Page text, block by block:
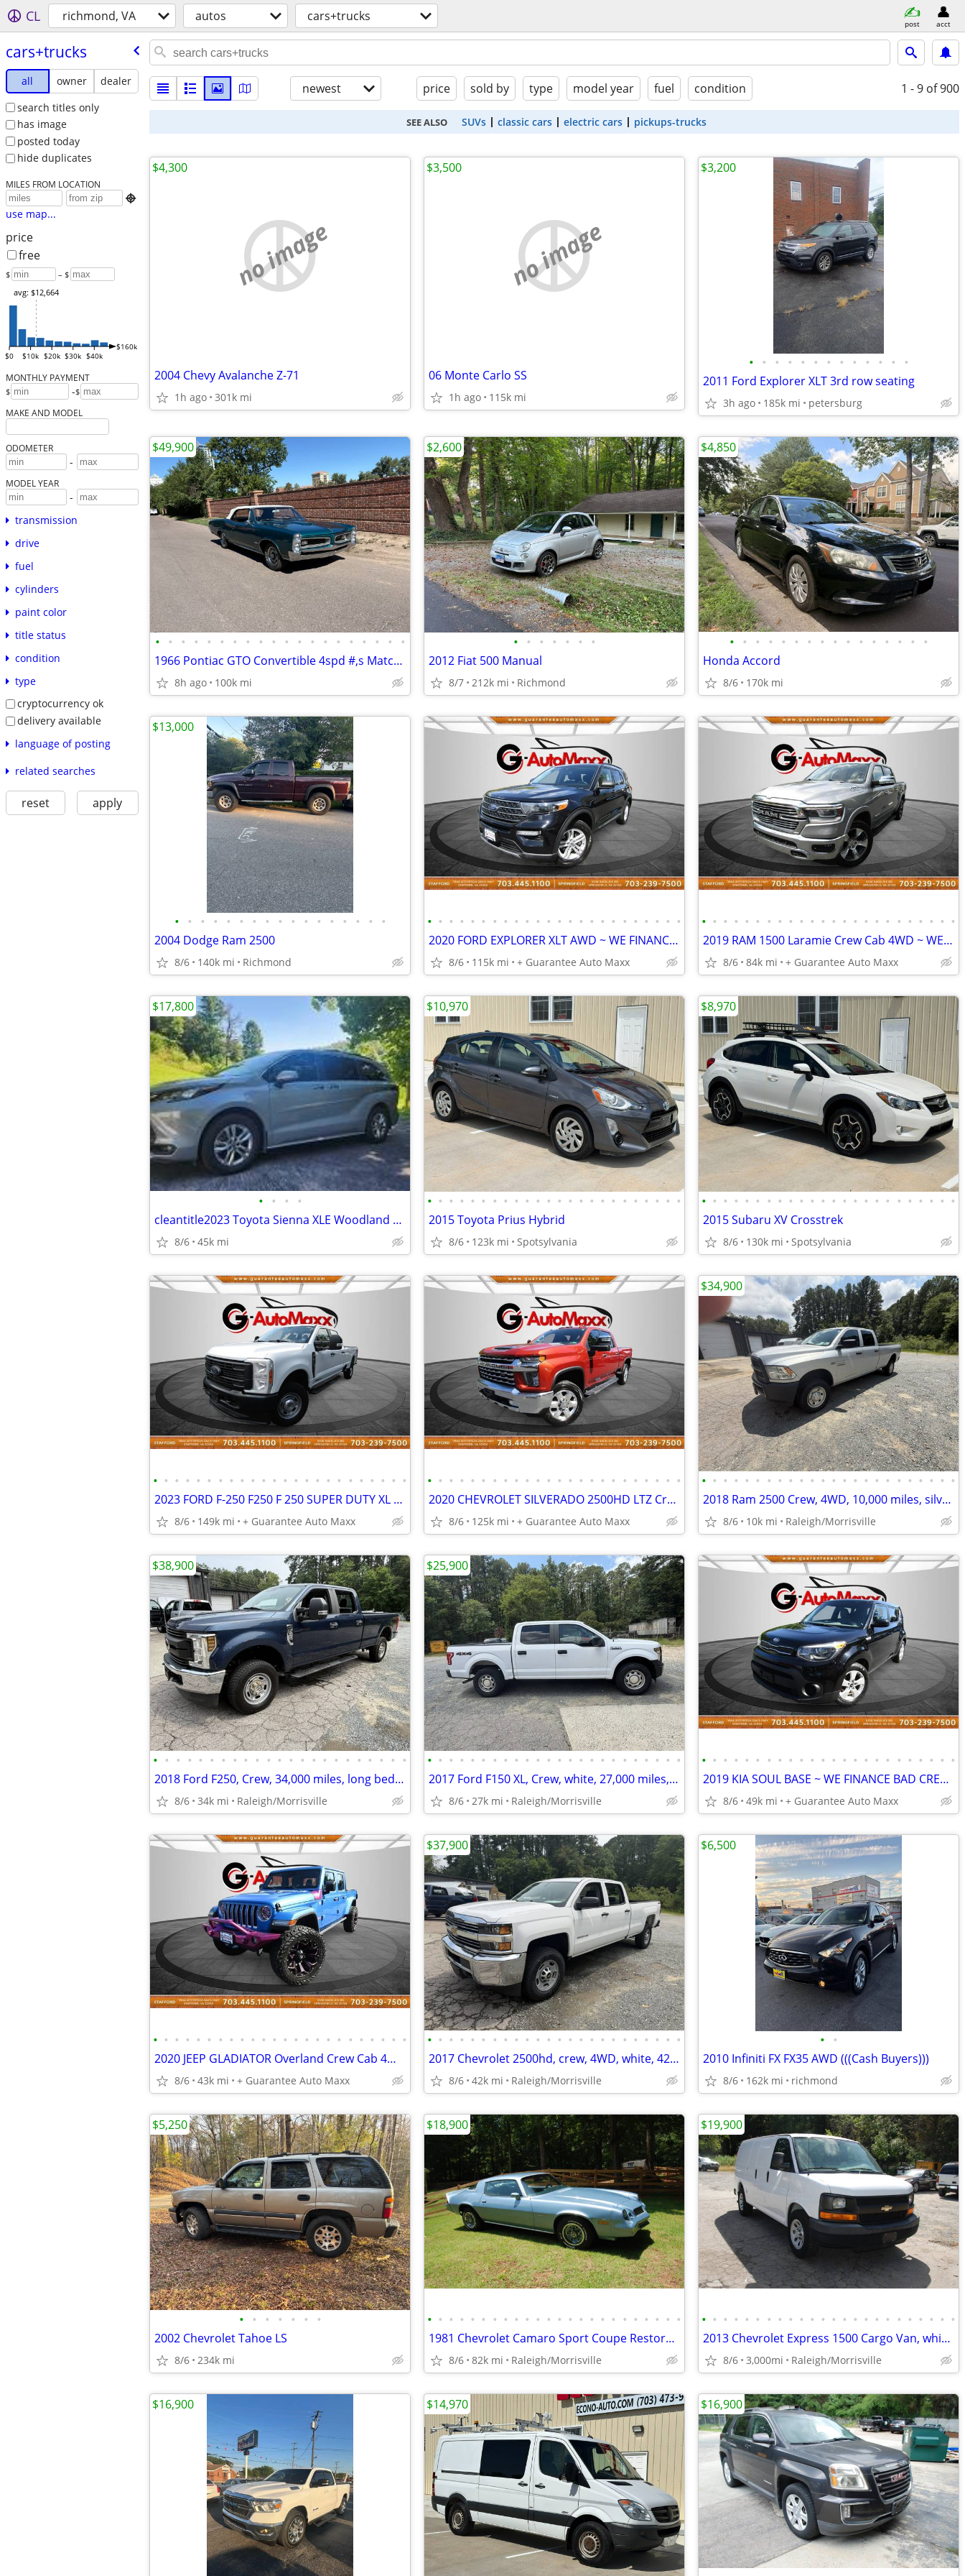
CL richmond, VA autos cars+trucks post acct
cars+trucks
all owner
dealer
search titles only
has image
posted today
hide duplicates
MILES FROM LOCATION

use map...
price
free
$ – $
$0 $10k $20k $30k $40k
$160k
avg: $12,664
MONTHLY PAYMENT
$ -$
MAKE AND MODEL
ODOMETER
-
MODEL YEAR
-
transmission
drive
fuel
cylinders
paint color
title status
condition
type
cryptocurrency ok
delivery available
language of posting
related searches
reset apply
newest price sold by type model year fuel condition 1 - 9 of 900
SEE ALSO SUVs classic cars electric cars pickups-trucks
no image
2004 Chevy Avalanche Z-71
1h ago 301k mi
$4,300
no image
06 Monte Carlo SS
1h ago 115k mi
$3,500
• • • • • • • • • • • • •
2011 Ford Explorer XLT 3rd row seating
3h ago 185k mi petersburg
$3,200
• • • • • • • • • • • • • • • • • • • •
1966 Pontiac GTO Convertible 4spd #,s Match NICE!
8h ago 100k mi
$49,900
• • • • • • •
2012 Fiat 500 Manual
8/7 212k mi Richmond
$2,600
• • • • • • • • • • • • • • • •
Honda Accord
8/6 170k mi
$4,850
• • • • • • • • • • • • • • • • •
2004 Dodge Ram 2500
8/6 140k mi Richmond
$13,000
• • • • • • • • • • • • • • • • • • • • • • • •
2020 FORD EXPLORER XLT AWD ~ WE FINANCE BAD CREDIT
8/6 115k mi + Guarantee Auto Maxx
• • • • • • • • • • • • • • • • • • • • • • • •
2019 RAM 1500 Laramie Crew Cab 4WD ~ WE FINANCE BAD CREDIT
8/6 84k mi + Guarantee Auto Maxx
• • • •
cleantitle2023 Toyota Sienna XLE Woodland Edition
8/6 45k mi
$17,800
• • • • • • • • • • • • • • • • • • • • • • • •
2015 Toyota Prius Hybrid
8/6 123k mi Spotsylvania
$10,970
• • • • • • • • • • • • • • • • • • • • • • • •
2015 Subaru XV Crosstrek
8/6 130k mi Spotsylvania
$8,970
• • • • • • • • • • • • • • • • • • • • • • • •
2023 FORD F-250 F250 F 250 SUPER DUTY XL Crew Cab LB 4WD ~ WE FINANCE BAD CREDIT
8/6 149k mi + Guarantee Auto Maxx
• • • • • • • • • • • • • • • • • • • • • • • •
2020 CHEVROLET SILVERADO 2500HD LTZ Crew Cab 4WD ~ WE FINANCE BAD CREDIT
8/6 125k mi + Guarantee Auto Maxx
• • • • • • • • • • • • • • • • • • • • • • • •
2018 Ram 2500 Crew, 4WD, 10,000 miles, silver, long bed
8/6 10k mi Raleigh/Morrisville
$34,900
• • • • • • • • • • • • • • • • • • • • • • •
2018 Ford F250, Crew, 34,000 miles, long bed, blue
8/6 34k mi Raleigh/Morrisville
$38,900
• • • • • • • • • • • • • • • • • • • • • • • •
2017 Ford F150 XL, Crew, white, 27,000 miles, 4WD
8/6 27k mi Raleigh/Morrisville
$25,900
• • • • • • • • • • • • • • • • • • • • • • • •
2019 KIA SOUL BASE ~ WE FINANCE BAD CREDIT
8/6 49k mi + Guarantee Auto Maxx
• • • • • • • • • • • • • • • • • • • • • • • •
2020 JEEP GLADIATOR Overland Crew Cab 4WD ~ WE FINANCE BAD CREDIT
8/6 43k mi + Guarantee Auto Maxx
• • • • • • • • • • • • • • • • • • • • • • • •
2017 Chevrolet 2500hd, crew, 4WD, white, 42,000 miles
8/6 42k mi Raleigh/Morrisville
$37,900
• •
2010 Infiniti FX FX35 AWD (((Cash Buyers)))
8/6 162k mi richmond
$6,500
• • • • • • •
2002 Chevrolet Tahoe LS
8/6 234k mi
$5,250
• • • • • • • • • • • • • • • • • • • • • • • •
1981 Chevrolet Camaro Sport Coupe Restored HO350 AC, Southern Car
8/6 82k mi Raleigh/Morrisville
$18,900
• • • • • • • • • • • • • • • • • • • • • • • •
2013 Chevrolet Express 1500 Cargo Van, white, 3000 original miles
8/6 3,000mi Raleigh/Morrisville
$19,900
$16,900 $14,970 $16,900